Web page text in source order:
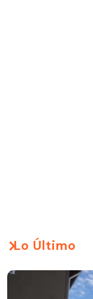
Lo Último